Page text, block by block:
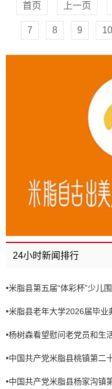
首页 上一页
7 8 9 10
24小时新闻排行
•米脂县第五届“体彩杯”少儿
•米脂县老年大学2026届毕
•杨树森看望慰问老党员和生
•中国共产党米脂县桃镇第二
•中国共产党米脂县杨家沟镇